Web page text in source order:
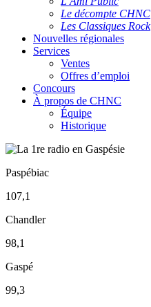
Le décompte CHNC
Les Classiques Rock
Nouvelles régionales
Services
Ventes
Offres d’emploi
Concours
À propos de CHNC
Équipe
Historique
Paspébiac
107,1
Chandler
98,1
Gaspé
99,3